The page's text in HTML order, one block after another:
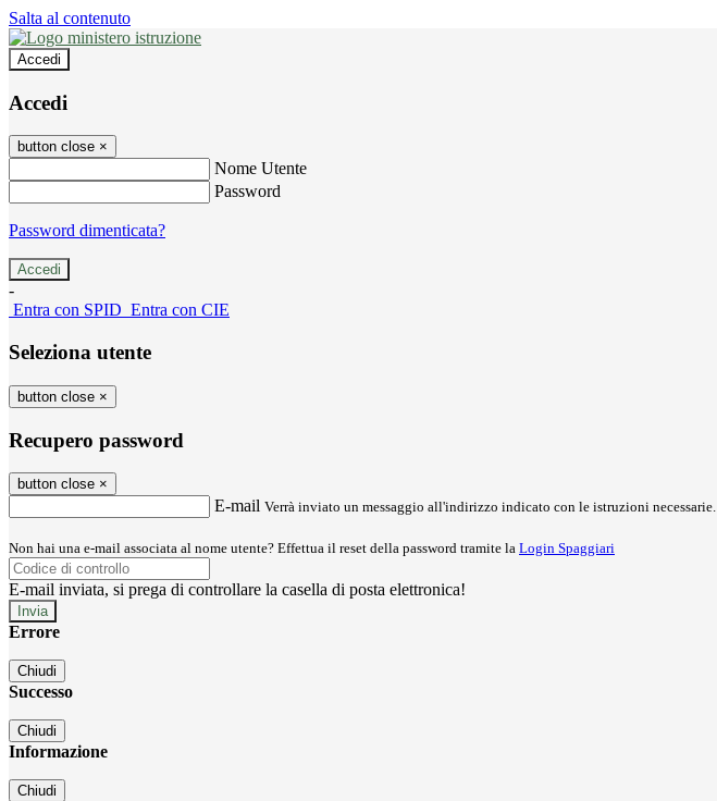
Salta al contenuto
Accedi
Accedi
button close ×
Nome Utente
Password
Password dimenticata?
-
Entra con SPID Entra con CIE
Seleziona utente
button close ×
Recupero password
button close ×
E-mail Verrà inviato un messaggio all'indirizzo indicato con le istruzioni necessarie.
Non hai una e-mail associata al nome utente? Effettua il reset della password tramite la Login Spaggiari
E-mail inviata, si prega di controllare la casella di posta elettronica!
Errore
Chiudi
Successo
Chiudi
Informazione
Chiudi